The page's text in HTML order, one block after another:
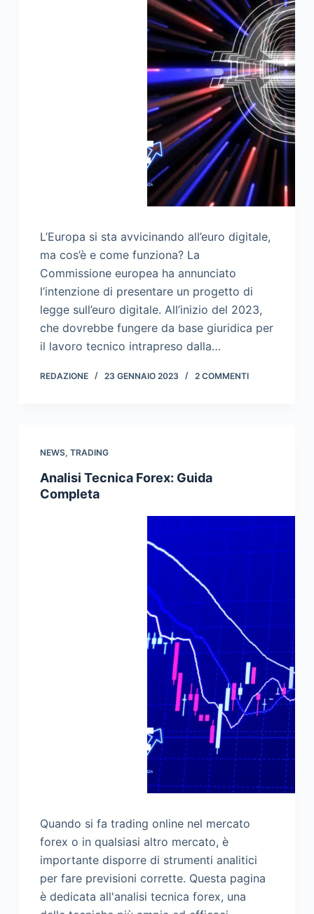
L’Europa si sta avvicinando all’euro digitale,
ma cos’è e come funziona? La
Commissione europea ha annunciato
l’intenzione di presentare un progetto di
legge sull’euro digitale. All’inizio del 2023,
che dovrebbe fungere da base giuridica per
il lavoro tecnico intrapreso dalla…
REDAZIONE 23 GENNAIO 2023 2 COMMENTI
NEWS, TRADING
Analisi Tecnica Forex: Guida
Completa
Quando si fa trading online nel mercato
forex o in qualsiasi altro mercato, è
importante disporre di strumenti analitici
per fare previsioni corrette. Questa pagina
è dedicata all'analisi tecnica forex, una